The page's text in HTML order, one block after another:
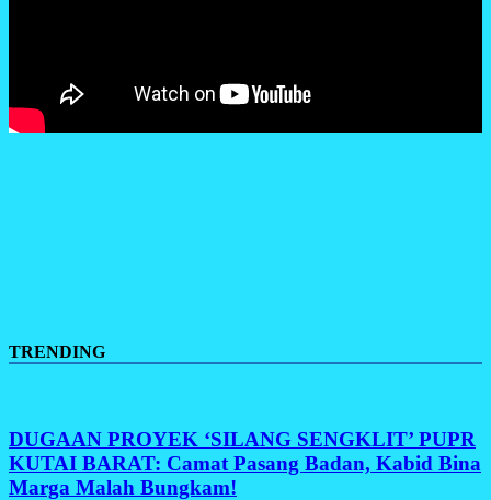
TRENDING
DUGAAN PROYEK ‘SILANG SENGKLIT’ PUPR
KUTAI BARAT: Camat Pasang Badan, Kabid Bina
Marga Malah Bungkam!